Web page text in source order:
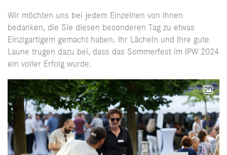
Wir möchten uns bei jedem Einzelnen von Ihnen
bedanken, die Sie diesen besonderen Tag zu etwas
Einzigartigem gemacht haben. Ihr Lächeln und Ihre gute
Laune trugen dazu bei, dass das Sommerfest im IPW 2024
ein voller Erfolg wurde.